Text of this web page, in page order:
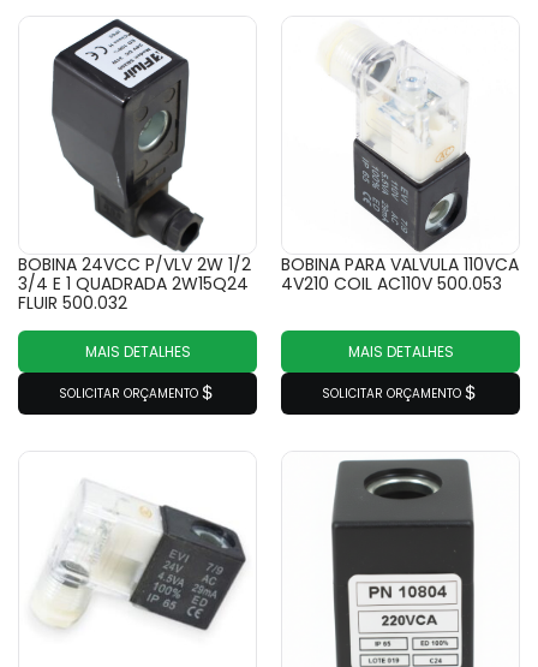
BOBINA 24VCC P/VLV 2W 1/2
3/4 E 1 QUADRADA 2W15Q24
FLUIR 500.032
MAIS DETALHES
SOLICITAR ORÇAMENTO
BOBINA PARA VALVULA 110VCA
4V210 COIL AC110V 500.053
MAIS DETALHES
SOLICITAR ORÇAMENTO